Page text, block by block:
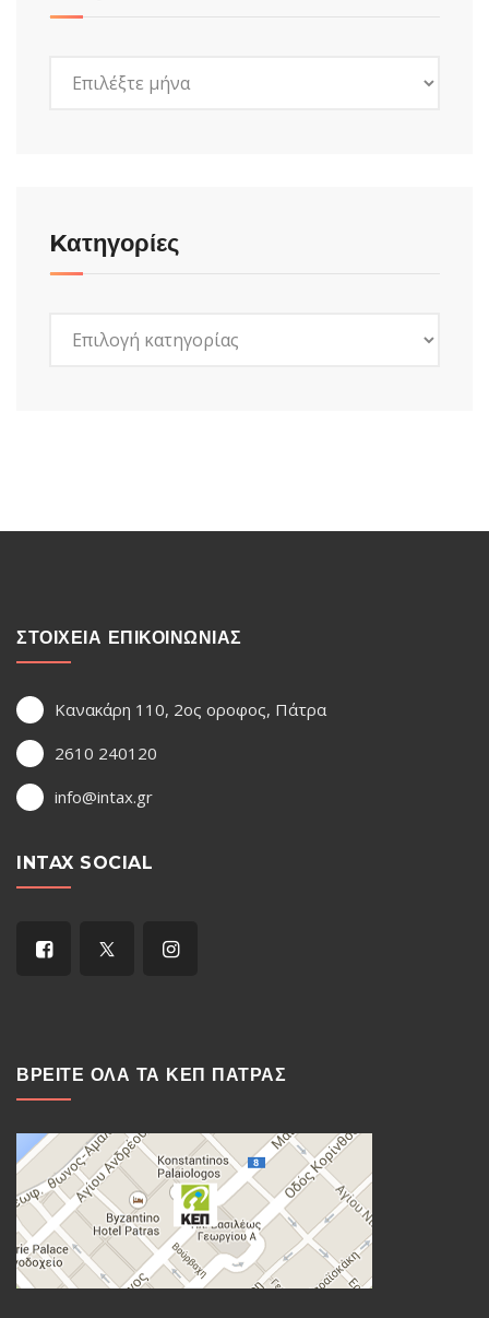
Kατηγορίες
ΣΤΟΙΧΕΙΑ ΕΠΙΚΟΙΝΩΝΙΑΣ
Κανακάρη 110, 2ος οροφος, Πάτρα
2610 240120
info@intax.gr
INTAX SOCIAL
ΒΡΕΙΤΕ ΟΛΑ ΤΑ ΚΕΠ ΠΑΤΡΑΣ